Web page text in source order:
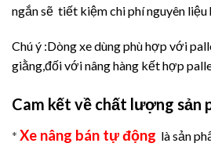
ngắn sẽ tiết kiệm chi phí nguyên liệu
Chú ý :Dòng xe dùng phù hợp với
giằng,đối với nâng hàng kết hợp
Cam kết về chất lượng sản
* Xe nâng bán tự động là sản